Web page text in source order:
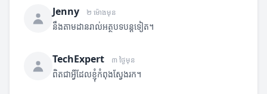
Jenny ២ ម៉ោងមុន
នឹងតាមដានរាល់អត្ថបទបន្តទៀត។
TechExpert ៣ ថ្ងៃមុន
ពិតជាអ្វីដែលខ្ញុំកំពុងស្វែងរក។